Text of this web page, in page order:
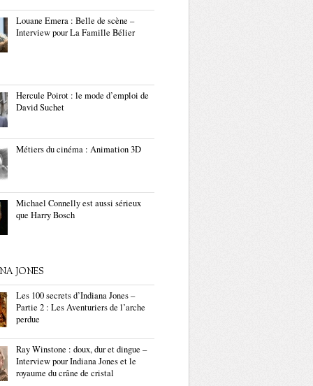
Louane Emera : Belle de scène –
Interview pour La Famille Bélier
Hercule Poirot : le mode d’emploi de
David Suchet
Métiers du cinéma : Animation 3D
Michael Connelly est aussi sérieux
que Harry Bosch
JONES
Les 100 secrets d’Indiana Jones –
Partie 2 : Les Aventuriers de l’arche
perdue
Ray Winstone : doux, dur et dingue –
Interview pour Indiana Jones et le
royaume du crâne de cristal